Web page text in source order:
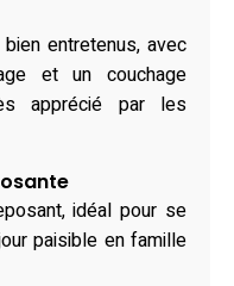
entretenus, avec
et un couchage
apprécié par les
idéal pour se
paisible en famille